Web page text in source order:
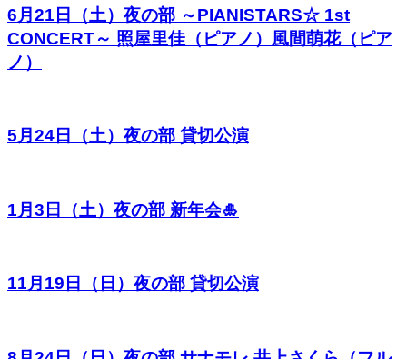
6月21日（土）夜の部 ～PIANISTARS☆ 1st
CONCERT～ 照屋里佳（ピアノ）風間萌花（ピア
ノ）
5月24日（土）夜の部 貸切公演
1月3日（土）夜の部 新年会🎍
11月19日（日）夜の部 貸切公演